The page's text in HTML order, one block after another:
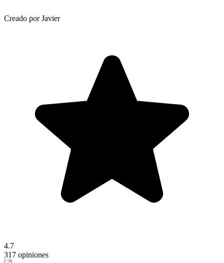
Creado por Javier
4.7
317 opiniones